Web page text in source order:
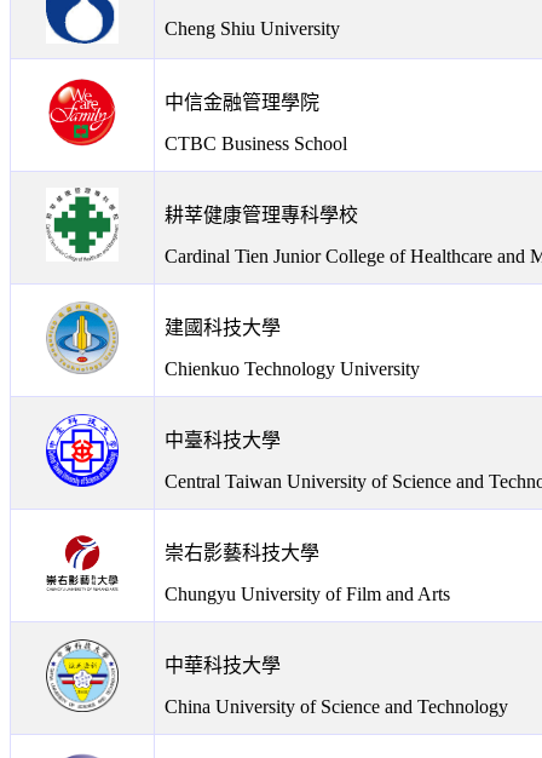
Cheng Shiu University
中信金融管理學院
CTBC Business School
耕莘健康管理專科學校
Cardinal Tien Junior College of Healthcare and
建國科技大學
Chienkuo Technology University
中臺科技大學
Central Taiwan University of Science and
崇右影藝科技大學
Chungyu University of Film and Arts
中華科技大學
China University of Science and Technology